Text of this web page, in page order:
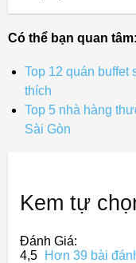
Có thể bạn quan tâm:
Top 12 quán buffet
thích
Top 5 nhà hàng
Sài Gòn
Kem tự
Đánh Giá:
4,5
Hơn 39 bài